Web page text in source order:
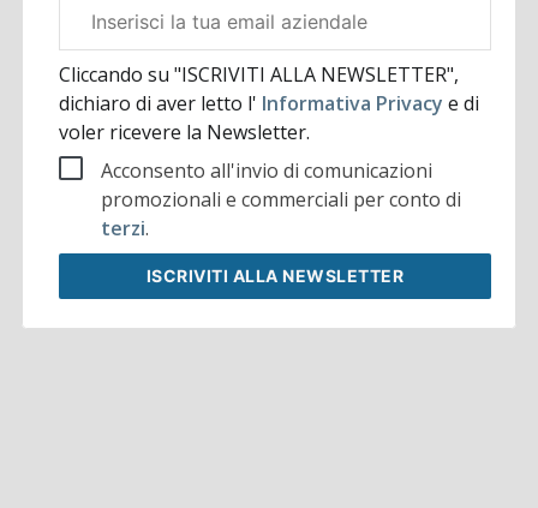
aziendale
Cliccando su "ISCRIVITI ALLA NEWSLETTER",
dichiaro di aver letto l' Informativa Privacye di
voler ricevere la Newsletter.
Acconsento all'invio di comunicazioni
promozionali e commerciali per conto di
terzi.
ISCRIVITI ALLA NEWSLETTER